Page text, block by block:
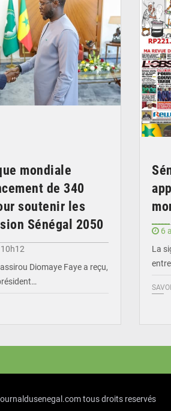
mondiale
de 340
soutenir les
Sénégal 2050
Diomaye Faye a reçu,
6
La
tous droits reservés